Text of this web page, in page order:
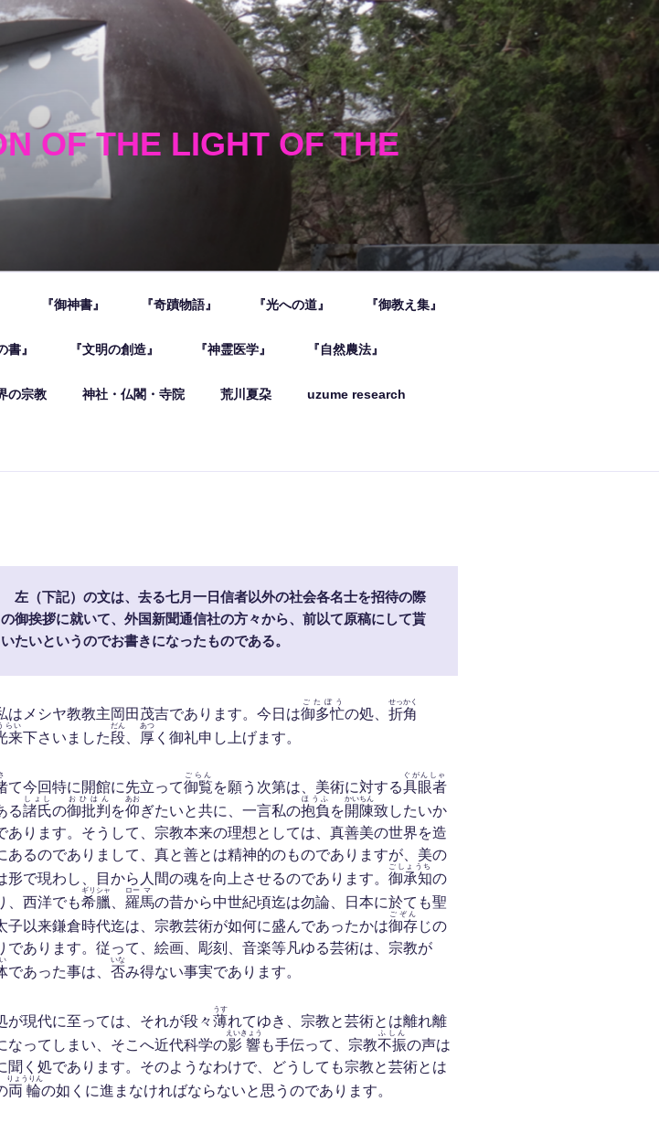
OF THE LIGHT OF THE
『御神書』 『奇蹟物語』 『光への道』 『御教え集』
書』 『文明の創造』 『神霊医学』 『自然農法』
の宗教 神社・仏閣・寺院 荒川夏朶 uzume research
左（下記）の文は、去る七月一日信者以外の社会各名士を招待の際
の御挨拶に就いて、外国新聞通信社の方々から、前以て原稿にして貰
いたいというのでお書きになったものである。
メシヤ教教主岡田茂吉であります。今日は御多忙
ごたぼう
の処、 折角
せっかく
来
らい
下さいました段
だん
、 厚
あつ
く御礼申し上げます。
て今回特に開館に先立って御覧
ごらん
を願う次第は、美術に対する具眼者
ぐがんしゃ
る諸氏
しょし
の御批判
おひはん
を仰
あお
ぎたいと共に、一言私の抱負
ほうふ
を開陳
かいちん
致したいか
あります。そうして、宗教本来の理想としては、真善美の世界を造
あるのでありまして、真と善とは精神的のものでありますが、美の
形で現わし、目から人間の魂を向上させるのであります。 御承知
ごしょうち
の
、西洋でも希臘
ギリシャ
羅
ロー
馬
マ
の昔から中世紀頃迄は勿論、日本に於ても聖
子以来鎌倉時代迄は、宗教芸術が如何に盛んであったかは御存
ごぞん
じの
であります。従って、絵画、彫刻、音楽等凡ゆる芸術は、宗教が
であった事は、 否
いな
み得ない事実であります。
現代に至っては、それが段々薄
うす
れてゆき、宗教と芸術とは離れ離
なってしまい、そこへ近代科学の影響
えいきょう
も手伝って、宗教不振
ふしん
の声は
聞く処であります。そのようなわけで、どうしても宗教と芸術とは
両輪
りょうりん
の如くに進まなければならないと思うのであります。